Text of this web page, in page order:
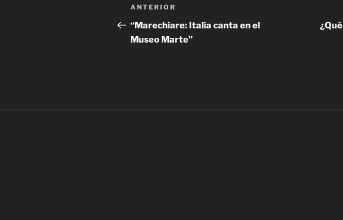
de
entradas
Entrada
anterior:
ANTERIOR
“Marechiare: Italia canta en el
Museo Marte”